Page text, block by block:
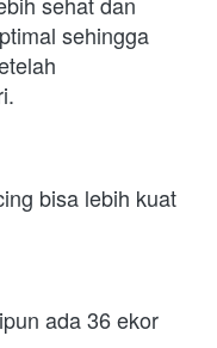
sehingga
bisa lebih kuat
ada 36 ekor